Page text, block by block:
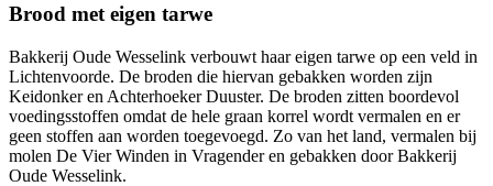
Brood met eigen tarwe
Bakkerij Oude Wesselink verbouwt haar eigen tarwe op een veld in
Lichtenvoorde. De broden die hiervan gebakken worden zijn
Keidonker en Achterhoeker Duuster. De broden zitten boordevol
voedingsstoffen omdat de hele graan korrel wordt vermalen en er
geen stoffen aan worden toegevoegd. Zo van het land, vermalen bij
molen De Vier Winden in Vragender en gebakken door Bakkerij
Oude Wesselink.